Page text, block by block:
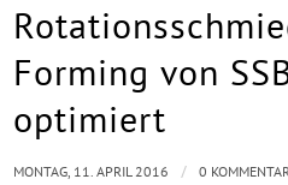
Forming von
optimiert
MONTAG, 11. APRIL 2016 / 0